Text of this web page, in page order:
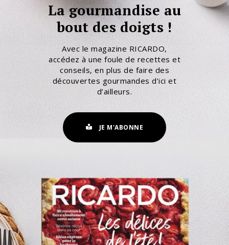
La gourmandise au
bout des doigts !
Avec le magazine RICARDO,
accédez à une foule de recettes et
conseils, en plus de faire des
découvertes gourmandes d’ici et
d’ailleurs.
JE M'ABONNE